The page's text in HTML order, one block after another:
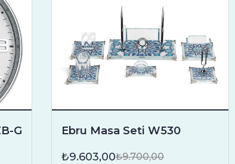
G
Ebru Masa Seti W530
₺9.603,00₺9.700,00